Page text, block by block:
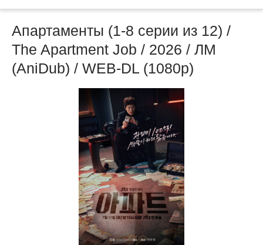
Апартаменты (1-8 серии из 12) /
The Apartment Job / 2026 / ЛМ
(AniDub) / WEB-DL (1080p)